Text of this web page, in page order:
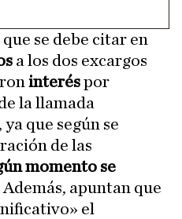
se debe citar en
a los dos excargos
interéspor
la llamada
que según se
de las
momento se
apuntan que
el